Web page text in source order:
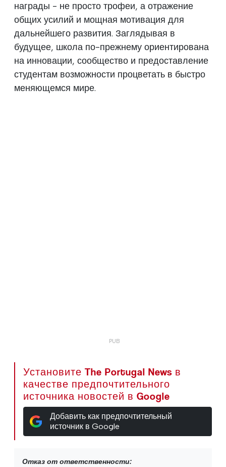
награды - не просто трофеи, а отражение
общих усилий и мощная мотивация для
дальнейшего развития. Заглядывая в
будущее, школа по-прежнему ориентирована
на инновации, сообщество и предоставление
студентам возможности процветать в быстро
меняющемся мире.
Установите The Portugal News в
качестве предпочтительного
источника новостей в Google
Добавить как предпочтительный
источник в Google
Отказ от ответственности: